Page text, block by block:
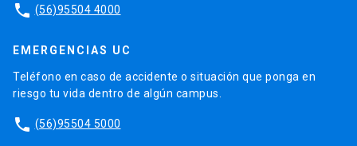
phone (56)95504 4000
EMERGENCIAS UC
Teléfono en caso de accidente o situación que ponga en
riesgo tu vida dentro de algún campus.
phone (56)95504 5000